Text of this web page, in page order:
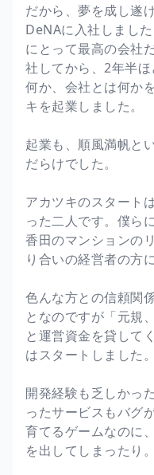
だから、夢を成し遂
DeNAに入社しまし
にとって最高の会社
社してから、2年半
何か、会社とは何か
キを起業しました。
起業も、順風満帆と
だらけでした。
アカツキのスタート
った二人です。僕ら
香田のマンションの
り合いの経営者の方
色んな方との信頼関
となのですが「元規
と運営資金を貸して
はスタートしました。
開発経験も乏しかっ
ったサービスもバグ
育てるゲームなのに
を出してしまったり。